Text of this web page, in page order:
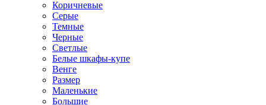
Коричневые
Серые
Темные
Черные
Светлые
Белые шкафы-купе
Венге
Размер
Маленькие
Большие